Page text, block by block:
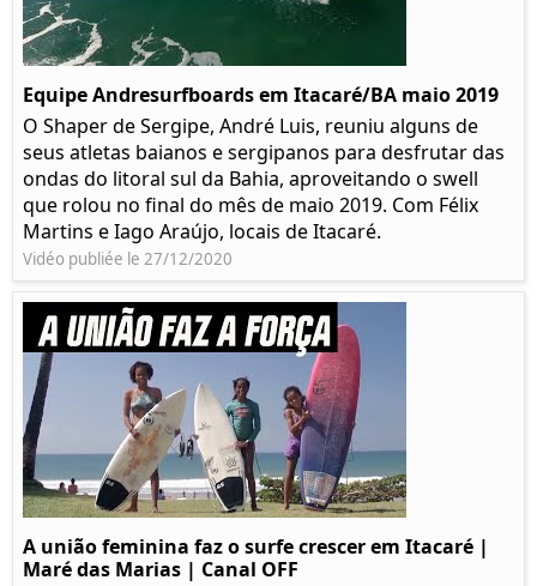
Equipe Andresurfboards em Itacaré/BA maio 2019
O Shaper de Sergipe, André Luis, reuniu alguns de
seus atletas baianos e sergipanos para desfrutar das
ondas do litoral sul da Bahia, aproveitando o swell
que rolou no final do mês de maio 2019. Com Félix
Martins e Iago Araújo, locais de Itacaré.
Vidéo publiée le 27/12/2020
A união feminina faz o surfe crescer em Itacaré |
Maré das Marias | Canal OFF